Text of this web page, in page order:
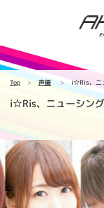
Top 声優 i☆Ris、ニ
i☆Ris、ニューシン